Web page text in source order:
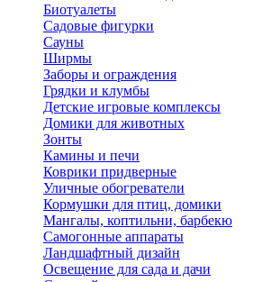
Биотуалеты
Садовые фигурки
Сауны
Ширмы
Заборы и ограждения
Грядки и клумбы
Детские игровые комплексы
Домики для животных
Зонты
Камины и печи
Коврики придверные
Уличные обогреватели
Кормушки для птиц, домики
Мангалы, коптильни, барбекю
Самогонные аппараты
Ландшафтный дизайн
Освещение для сада и дачи